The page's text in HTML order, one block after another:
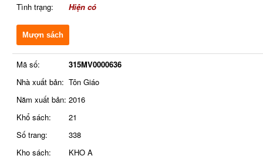
Tình trạng:
Hiện có
Mượn sách
Mã số:
315MV0000636
Nhà xuất bản: Tôn Giáo
Năm xuất bản: 2016
Khổ sách:
21
Số trang:
338
Kho sách:
KHO A